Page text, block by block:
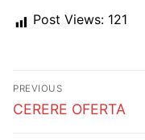
Post Views: 121
Post
navigation
PREVIOUS
Previous
CERERE OFERTA